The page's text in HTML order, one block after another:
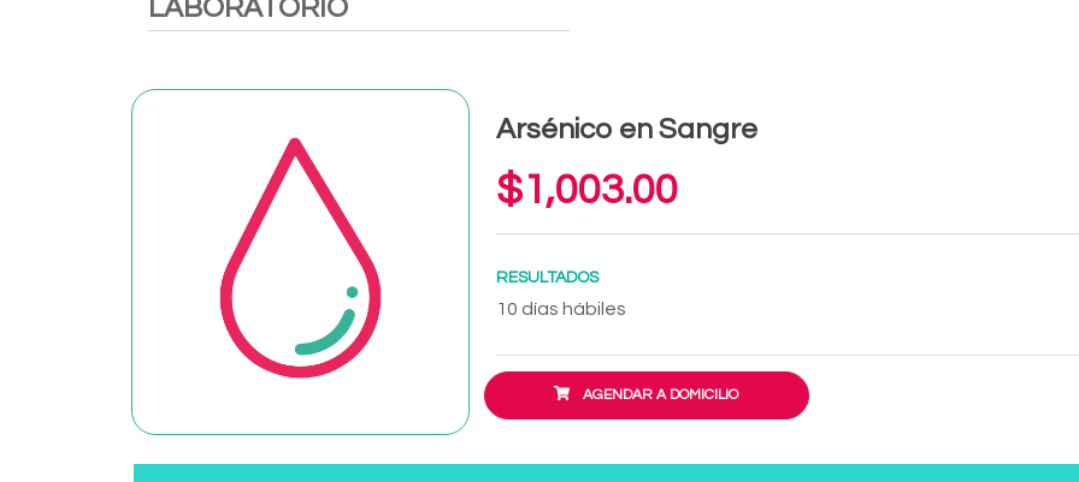
LABORATORIO
Arsénico en Sangre
$1,003.00
RESULTADOS
10 días hábiles
AGENDAR A DOMICILIO